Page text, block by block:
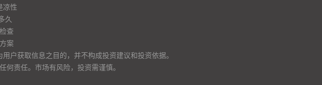
凉性
久
查
案
户获取信息之目的，并不构成投资建议和投资依据。
责任。市场有风险，投资需谨慎。